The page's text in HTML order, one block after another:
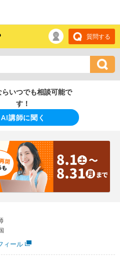
質問する
いつでも相談可能で
す！
AI講師に聞く
ィール